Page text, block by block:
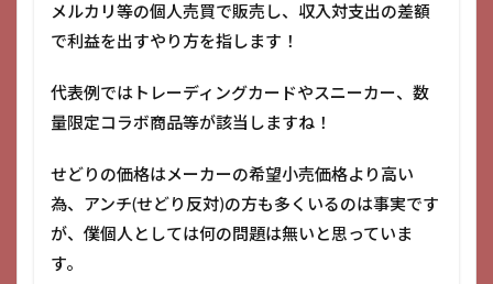
メルカリ等の個人売買で販売し、収入対支出の差額
で利益を出すやり方を指します！
代表例ではトレーディングカードやスニーカー、数
量限定コラボ商品等が該当しますね！
せどりの価格はメーカーの希望小売価格より高い
為、アンチ(せどり反対)の方も多くいるのは事実です
が、僕個人としては何の問題は無いと思っていま
す。